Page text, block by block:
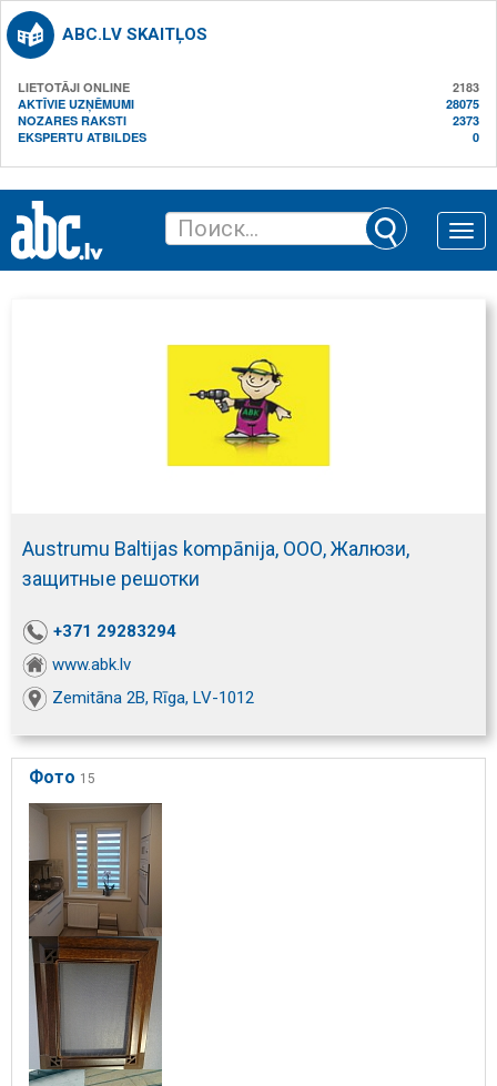
ABC.LV SKAITĻOS
LIETOTĀJI ONLINE
2183
AKTĪVIE UZŅĒMUMI
28075
NOZARES RAKSTI
2373
EKSPERTU ATBILDES
0
Toggle
Austrumu Baltijas kompānija, ООО, Жалюзи,
защитные решотки
+371 29283294
www.abk.lv
Zemitāna 2B, Rīga, LV-1012
Фото 15